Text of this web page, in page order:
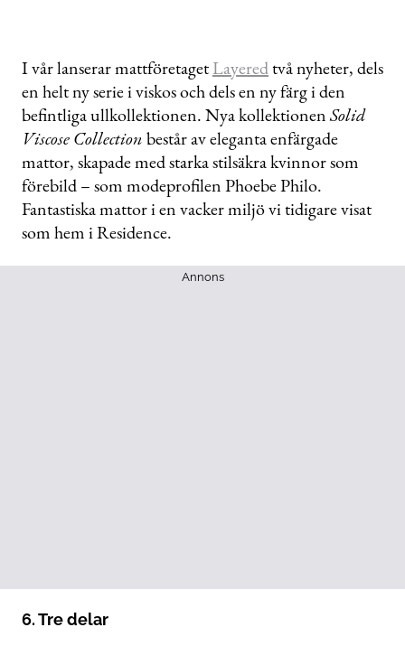
I vår lanserar mattföretagetLayeredtvå nyheter, dels
en helt ny serie i viskos och dels en ny färg i den
befintliga ullkollektionen. Nya kollektionenSolid
Viscose Collectionbestår av eleganta enfärgade
mattor, skapade med starka stilsäkra kvinnor som
förebild – som modeprofilen Phoebe Philo.
Fantastiska mattor i en vacker miljö vi tidigare visat
som hem i Residence.
Annons
6. Tre delar